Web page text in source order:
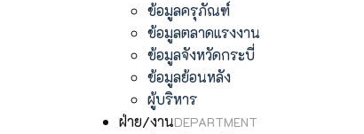
ข้อมูลครุภัณฑ์
ข้อมูลตลาดแรงงาน
ข้อมูลจังหวัดกระบี่
ข้อมูลย้อนหลัง
ผู้บริหาร
ฝ่าย/งานDEPARTMENT